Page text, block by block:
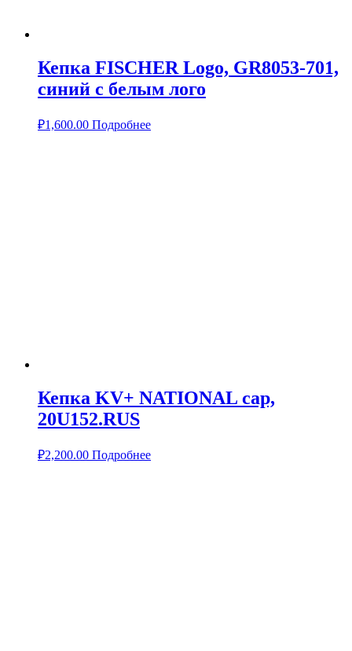
Кепка FISCHER Logo, GR8053-701,
синий с белым лого
₽1,600.00 Подробнее
Кепка KV+ NATIONAL cap,
20U152.RUS
₽2,200.00 Подробнее